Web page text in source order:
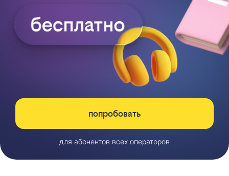
попробовать
для абонентов всех операторов